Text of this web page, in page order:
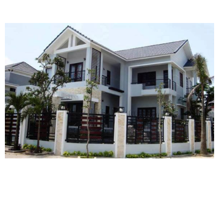
Kiến trúc hiện đại:
Kiến trúc hiện đại thường có đường nét
đơn giản, sử dụng nhiều vật liệu mới, đòi hỏi kỹ thuật thi
công cao, do đó chi phí có thể cao hơn.
Kiến trúc cổ điển: Kiến trúc cổ điển thường có nhiều chi tiết
trang trí phức tạp, sử dụng nhiều vật liệu tự nhiên, đòi hỏi tay
nghề cao, do đó chi phí thường rất cao.
Kiến trúc tân cổ điển:Kiến trúc tân cổ điển là sự kết hợp
giữa kiến trúc hiện đại và cổ điển, chi phí thường ở mức trung
bình.
Xu hướngthiết kế nhàphổ biến tại
Đồng Nai